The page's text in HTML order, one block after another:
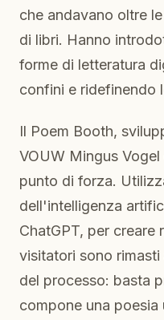
che andavano oltre
di libri. Hanno
forme di letteratura
confini e ridefinendo
Il Poem Booth,
VOUW Mingus
punto di forza.
dell'intelligenza
ChatGPT, per creare
visitatori sono
del processo: basta
compone una poesia